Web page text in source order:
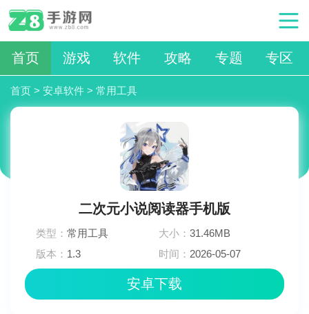
首页 游戏 软件 攻略 专题 专区
首页 > 安卓软件 > 常用工具
二次元小说阅读器手机版
类型：常用工具 大小：31.46MB
版本： 1.3 时间： 2026-05-07
安卓下载